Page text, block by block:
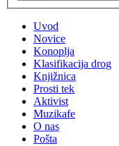
Uvod
Novice
Konoplja
Klasifikacija drog
Knjižnica
Prosti tek
Aktivist
Muzikafe
O nas
Pošta